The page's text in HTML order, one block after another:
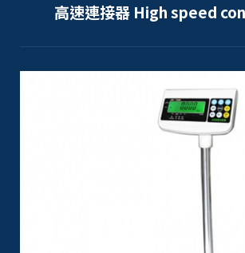
高速連接器 High speed